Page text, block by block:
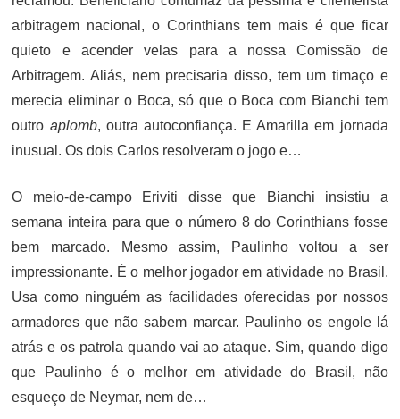
arbitragem nacional, o Corinthians tem mais é que ficar
quieto e acender velas para a nossa Comissão de
Arbitragem. Aliás, nem precisaria disso, tem um timaço e
merecia eliminar o Boca, só que o Boca com Bianchi tem
outro aplomb, outra autoconfiança. E Amarilla em jornada
inusual. Os dois Carlos resolveram o jogo e…
O meio-de-campo Eriviti disse que Bianchi insistiu a
semana inteira para que o número 8 do Corinthians fosse
bem marcado. Mesmo assim, Paulinho voltou a ser
impressionante. É o melhor jogador em atividade no Brasil.
Usa como ninguém as facilidades oferecidas por nossos
armadores que não sabem marcar. Paulinho os engole lá
atrás e os patrola quando vai ao ataque. Sim, quando digo
que Paulinho é o melhor em atividade do Brasil, não
esqueço de Neymar, nem de…